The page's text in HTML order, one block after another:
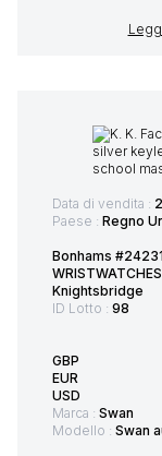
Data di vendita :
Paese : Regno
Bonhams
WRISTWATCHES
Knightsbridge
ID Lotto : 98
GBP
EUR
USD
Marca : Swan
Modello : Swan